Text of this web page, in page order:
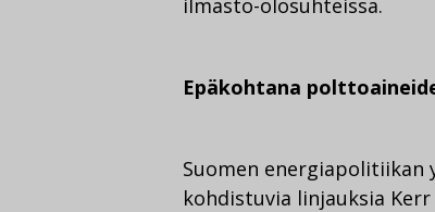
ilmasto-olosuhteissa.
Epäkohtana
Suomen
kohdistuvia linjauksia